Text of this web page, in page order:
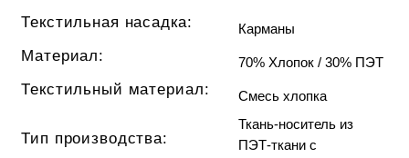
Текстильная насадка: Карманы
Материал: 70% Хлопок / 30% ПЭТ
Текстильный материал: Смесь хлопка
Тип производства:
Ткань-носитель из
ПЭТ-ткани с